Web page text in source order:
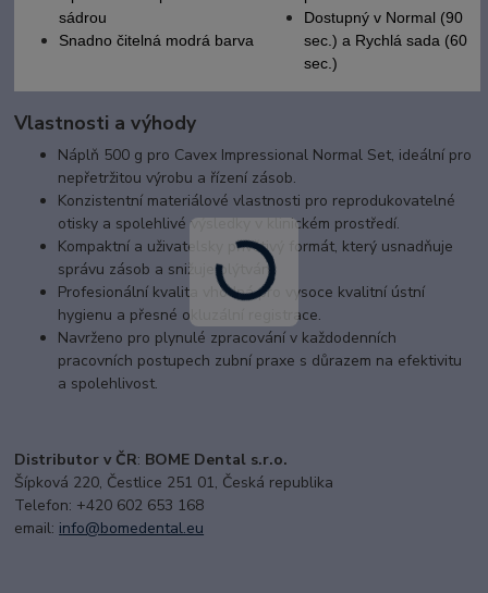
sádrou
Snadno čitelná modrá barva
Dostupný v Normal (90
sec.) a Rychlá sada (60
sec.)
Vlastnosti a výhody
Náplň 500 g pro Cavex Impressional Normal Set, ideální pro
nepřetržitou výrobu a řízení zásob.
Konzistentní materiálové vlastnosti pro reprodukovatelné
otisky a spolehlivé výsledky v klinickém prostředí.
Kompaktní a uživatelsky přívětivý formát, který usnadňuje
správu zásob a snižuje plýtvání.
Profesionální kvalita vhodná pro vysoce kvalitní ústní
hygienu a přesné okluzální registrace.
Navrženo pro plynulé zpracování v každodenních
pracovních postupech zubní praxe s důrazem na efektivitu
a spolehlivost.
Distributor v ČR: BOME Dental s.r.o.
Šípková 220, Čestlice 251 01, Česká republika
Telefon: +420 602 653 168
email: info@bomedental.eu